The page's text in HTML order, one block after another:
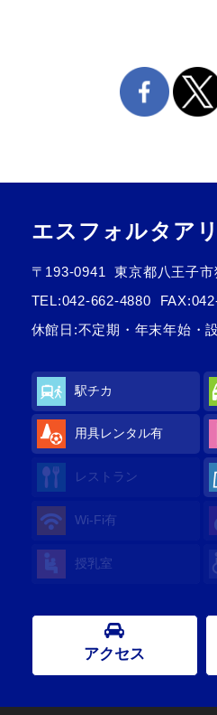
エスフォルタア
〒193-0941
東京都八王子
TEL:042-662-4880
休館日:不定期・年末年始・
駅チカ
用具レンタル有
レストラン
Wi-Fi有
授乳室
アクセス